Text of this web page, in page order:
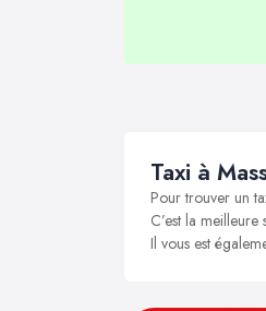
Taxi à
Pour trouver un
C’est la
Il vous est